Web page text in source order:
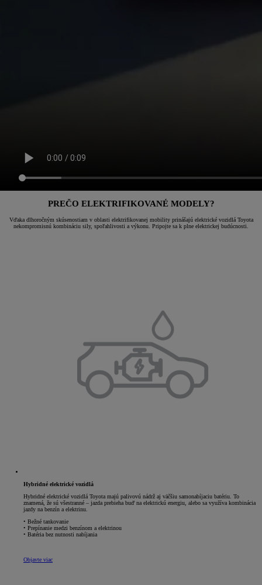
PREČO ELEKTRIFIKOVANÉ MODELY?
Vďaka dlhoročným skúsenostiam v oblasti elektrifikovanej mobility prinášajú elektrické vozidlá Toyota
nekompromisnú kombináciu sily, spoľahlivosti a výkonu. Pripojte sa k plne elektrickej budúcnosti.
Hybridné elektrické vozidlá
Hybridné elektrické vozidlá Toyota majú palivovú nádrž aj väčšiu samonabíjaciu batériu. To
znamená, že sú všestranné – jazda prebieha buď na elektrickú energiu, alebo sa využíva kombinácia
jazdy na benzín a elektrinu.
• Bežné tankovanie
• Prepínanie medzi benzínom a elektrinou
• Batéria bez nutnosti nabíjania
Objavte viac